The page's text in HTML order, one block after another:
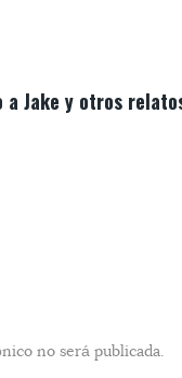
a Jake y otros
no será publicada.